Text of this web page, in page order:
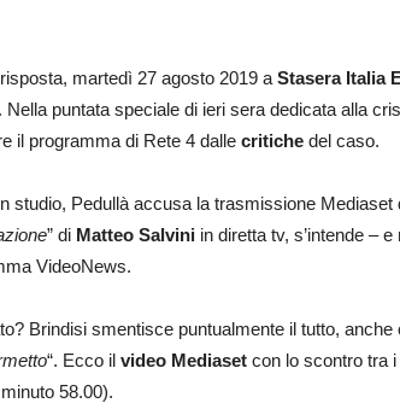
martedì 27 agosto 2019 a Stasera Italia
Nella puntata speciale di ieri sera dedicata alla
il programma di Rete 4 dalle critiche del caso.
studio, Pedullà accusa la trasmissione Mediaset
” di Matteo Salvini in diretta tv, s’intende –
VideoNews.
Brindisi smentisce puntualmente il tutto, anche
“. Ecco il video Mediaset con lo scontro tra
58.00).